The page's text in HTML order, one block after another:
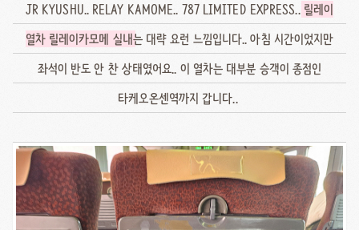
JR KYUSHU.. RELAY KAMOME.. 787 LIMITED EXPRESS.. 릴레이
열차 릴레이카모메 실내는 대략 요런 느낌입니다.. 아침 시간이었지만
좌석이 반도 안 찬 상태였어요.. 이 열차는 대부분 승객이 종점인
타케오온센역까지 갑니다..